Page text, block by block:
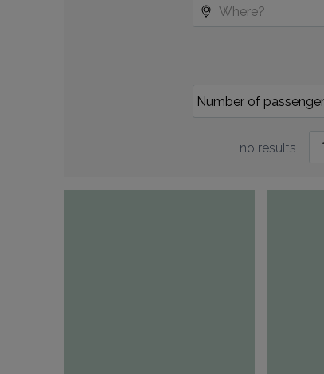
no results